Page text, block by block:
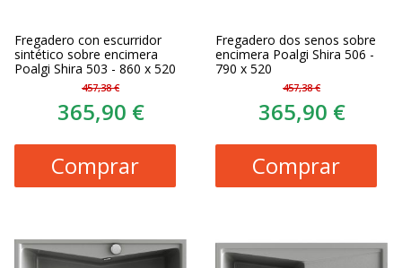
Fregadero con escurridor
sintético sobre encimera
Poalgi Shira 503 - 860 x 520
457,38 €
365,90 €
Comprar
Fregadero dos senos sobre
encimera Poalgi Shira 506 -
790 x 520
457,38 €
365,90 €
Comprar